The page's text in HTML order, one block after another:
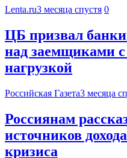
Lenta.ru3 месяца спустя 0
ЦБ призвал
над заемщиками
нагрузкой
Российская Газета3 месяца
Россиянам
источников
кризиса